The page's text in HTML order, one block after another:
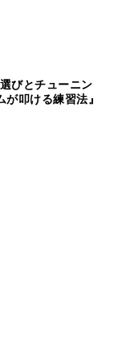
びとチューニン
叩ける練習法』